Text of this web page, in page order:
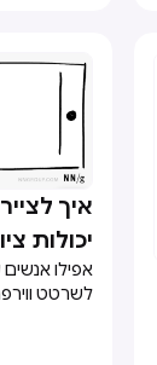

איך
יכולות
אפילו אנשים
לשרטט